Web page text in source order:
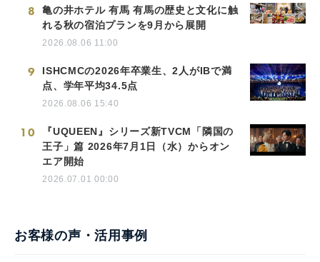
8
亀の井ホテル 有馬 有馬の歴史と文化に触
れる秋の宿泊プランを9月から展開
2026.08.06 11:00
9
ISHCMCの2026年卒業生、2人がIBで満
点、学年平均34.5点
2026.08.06 15:40
10
『UQUEEN』シリーズ新TVCM「隣国の
王子」篇 2026年7月1日（水）からオン
エア開始
2026.07.01 00:00
お客様の声・活用事例